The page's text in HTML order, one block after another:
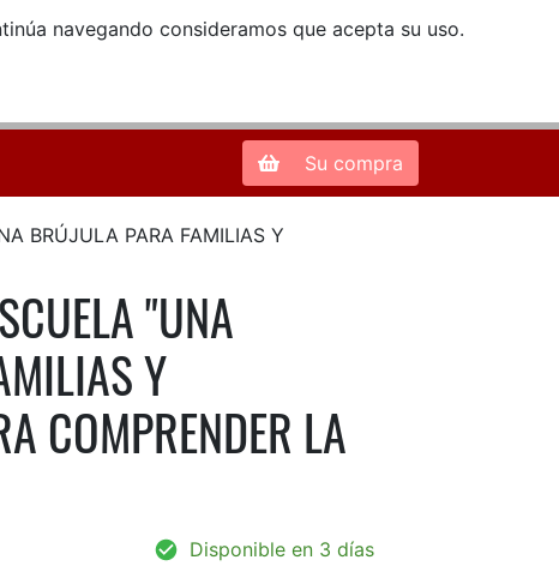
navegando consideramos que acepta su uso.
Zona de Clientes
Su compra
BRÚJULA PARA FAMILIAS Y
"UNA
Y
COMPRENDER LA
Disponible en 3 días